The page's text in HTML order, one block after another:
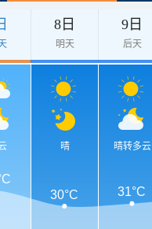
8日
明天
9日
后天
晴 晴转多云
30°C
31°C